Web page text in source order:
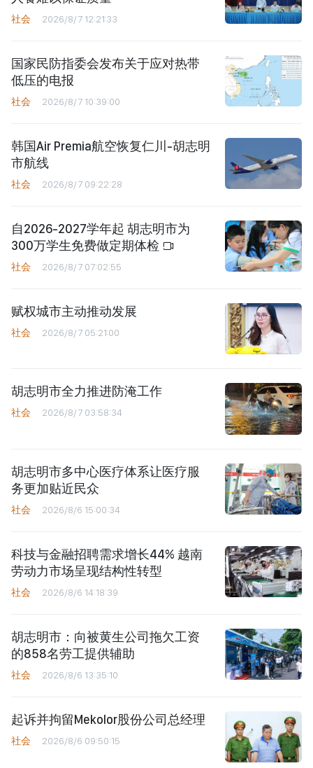
社会 2026/8/7 12:21:33
国家民防指委会发布关于应对热带
低压的电报
社会 2026/8/7 10:39:00
韩国Air Premia航空恢复仁川-胡志明
市航线
社会 2026/8/7 09:22:28
自2026-2027学年起 胡志明市为
300万学生免费做定期体检
社会 2026/8/7 07:02:55
赋权城市主动推动发展
社会 2026/8/7 05:21:00
胡志明市全力推进防淹工作
社会 2026/8/7 03:58:34
胡志明市多中心医疗体系让医疗服
务更加贴近民众
社会 2026/8/6 15:00:34
科技与金融招聘需求增长44% 越南
劳动力市场呈现结构性转型
社会 2026/8/6 14:18:39
胡志明市：向被黄生公司拖欠工资
的858名劳工提供辅助
社会 2026/8/6 13:35:10
起诉并拘留Mekolor股份公司总经理
社会 2026/8/6 09:50:15